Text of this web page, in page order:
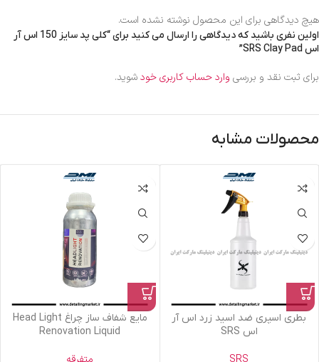
هیچ دیدگاهی برای این محصول نوشته نشده است.
اولین نفری باشید که دیدگاهی را ارسال می کنید برای “کلی پد سایز 150 اس آر
اس SRS Clay Pad”
برای ثبت نقد و بررسی وارد حساب کاربری خودشوید.
محصولات مشابه
بطری اسپری ضد اسید زرد اس آر
اس SRS
مایع شفاف ساز چراغ Head Light
Renovation Liquid